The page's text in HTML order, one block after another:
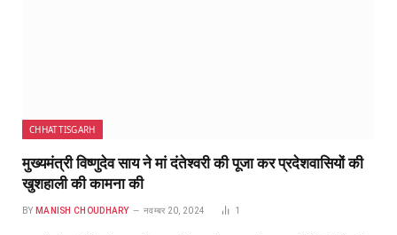
CHHATTISGARH
मुख्यमंत्री विष्णुदेव साय ने मां दंतेश्वरी की पूजा कर प्रदेशवासियों की
खुशहाली की कामना की
BY MANISH CHOUDHARY नवम्बर 20, 2024 1